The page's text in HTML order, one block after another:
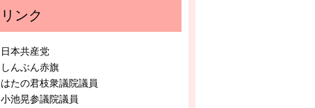
リンク
日本共産党
しんぶん赤旗
はたの君枝衆議院議員
小池晃参議院議員